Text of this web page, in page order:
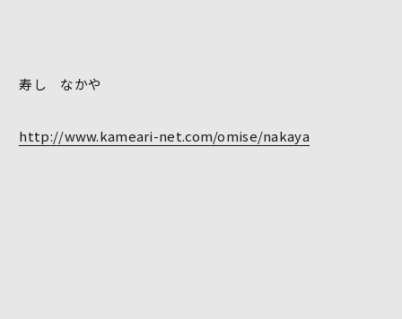
寿し なかや
http://www.kameari-net.com/omise/nakaya